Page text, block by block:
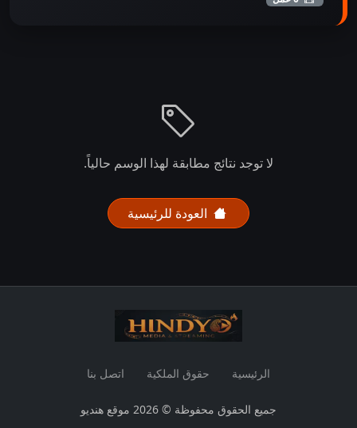
لا توجد نتائج مطابقة لهذا الوسم حالياً.
العودة للرئيسية
الرئيسية حقوق الملكية اتصل بنا
جميع الحقوق محفوظة © 2026 موقع هنديو